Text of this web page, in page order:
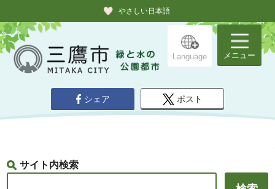
やさしい日本語
Language メニュー
シェア ポスト
サイト内検索